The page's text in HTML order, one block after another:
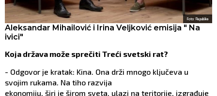
Foto: Republika
Aleksandar Mihailović i Irina Veljković emisija " Na
ivici"
Koja država može sprečiti Treći svetski rat?
- Odgovor je kratak: Kina. Ona drži mnogo ključeva u
svojim rukama. Na tiho razvija
ekonomiju, širi je širom sveta, ulazi na teritorije, izgrađuje